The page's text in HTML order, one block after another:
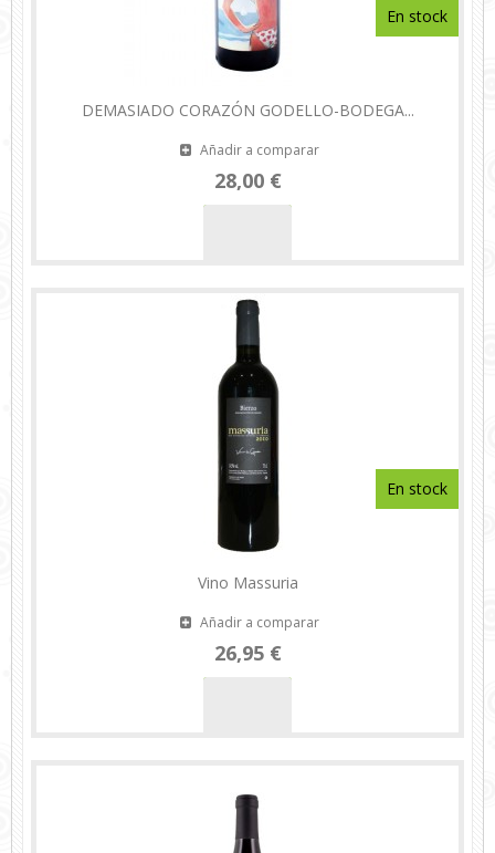
DEMASIADO CORAZÓN GODELLO-BODEGA...
Añadir a comparar
28,00 €
En stock
Vino Massuria
Añadir a comparar
26,95 €
En stock